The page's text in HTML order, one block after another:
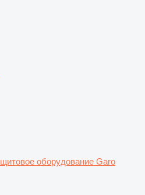
щитовое оборудование Garo